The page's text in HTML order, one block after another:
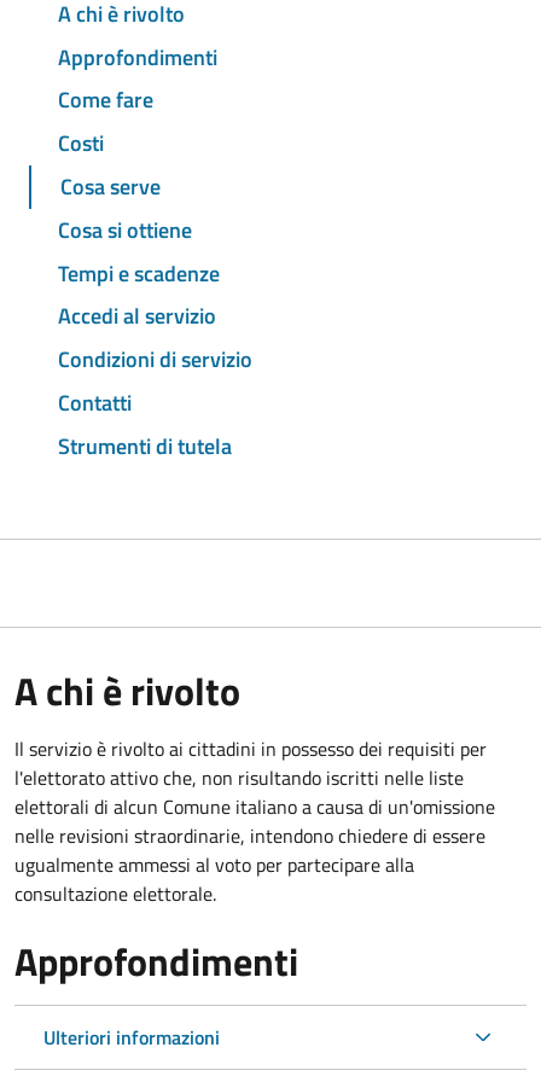
A chi è rivolto
Approfondimenti
Come fare
Costi
Cosa serve
Cosa si ottiene
Tempi e scadenze
Accedi al servizio
Condizioni di servizio
Contatti
Strumenti di tutela
A chi è rivolto
Il servizio è rivolto ai cittadini in possesso dei requisiti per
l'elettorato attivo che, non risultando iscritti nelle liste
elettorali di alcun Comune italiano a causa di un'omissione
nelle revisioni straordinarie, intendono chiedere di essere
ugualmente ammessi al voto per partecipare alla
consultazione elettorale.
Approfondimenti
Ulteriori informazioni